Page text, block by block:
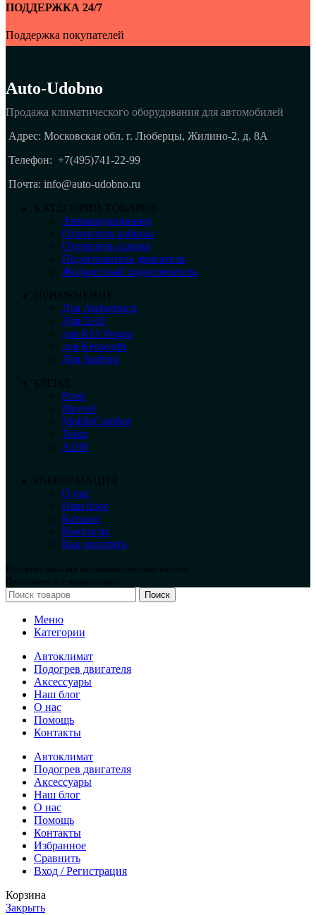
ПОДДЕРЖКА 24/7
Поддержка покупателей
Auto-Udobno
Продажа климатического оборудования для автомобилей
Адрес: Московская обл. г. Люберцы, Жилино-2, д. 8A
Телефон: +7(495)741-22-99
Почта: info@auto-udobno.ru
КАТЕГОРИИ ТОВАРОВ
Автокондиционер
Отопитель кабины
Отопитель салона
Подогреватель двигателя
Жидкостный подогреватель
ПРИМЕНЕНИЕ
Для Ambertruck
Для DAF
для KIA Pregio
для Kenworth
Для Junfeng
БРЕНД
Frost
Meyvel
MobileComfort
Telair
А100
ИНФОРМАЦИЯ
О нас
Наш блог
Каталог
Контакты
Как оплатить
Интернет-магазин автоклиматических систем.
Принимаем все виды оплаты.
Поиск
Меню
Категории
Автоклимат
Подогрев двигателя
Аксессуары
Наш блог
О нас
Помощь
Контакты
Автоклимат
Подогрев двигателя
Аксессуары
Наш блог
О нас
Помощь
Контакты
Избранное
Сравнить
Вход / Регистрация
Корзина
Закрыть